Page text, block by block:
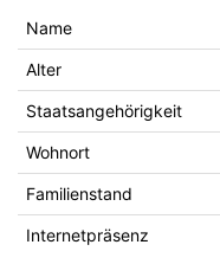
Name
Alter
Staatsangehörigkeit
Wohnort
Familienstand
Internetpräsenz